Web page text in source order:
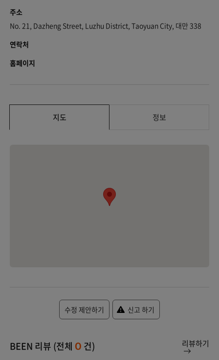
주소
No. 21, Dazheng Street, Luzhu District, Taoyuan City, 대만 338
연락처
홈페이지
지도 정보
수정 제안하기 신고 하기
BEEN 리뷰 (전체 0 건) 리뷰하기